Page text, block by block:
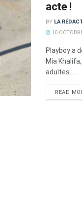
acte !
BY LA
10
Playboy a
Mia
adultes. ...
READ